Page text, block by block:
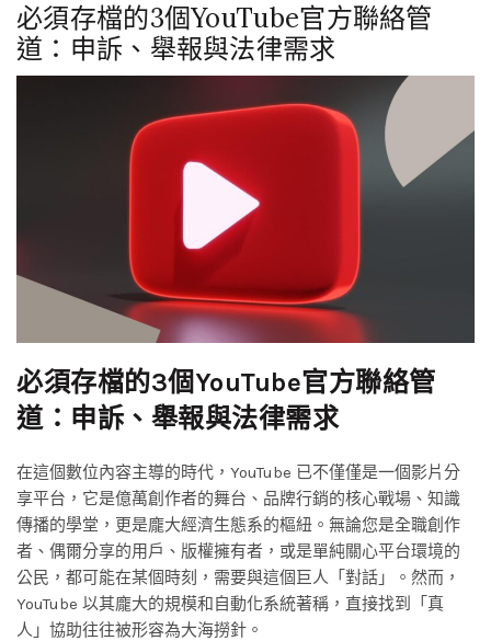
必須存檔的3個YouTube官方聯絡管
道：申訴、舉報與法律需求
必須存檔的3個YouTube官方聯絡管
道：申訴、舉報與法律需求
在這個數位內容主導的時代，YouTube 已不僅僅是一個影片分
享平台，它是億萬創作者的舞台、品牌行銷的核心戰場、知識
傳播的學堂，更是龐大經濟生態系的樞紐。無論您是全職創作
者、偶爾分享的用戶、版權擁有者，或是單純關心平台環境的
公民，都可能在某個時刻，需要與這個巨人「對話」。然而，
YouTube 以其龐大的規模和自動化系統著稱，直接找到「真
人」協助往往被形容為大海撈針。